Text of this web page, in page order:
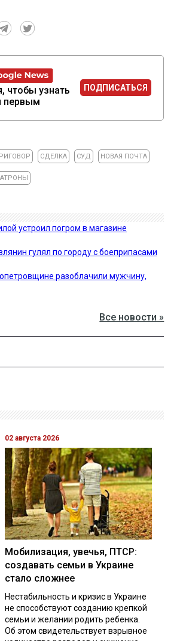
чтобы узнать
первым
ПОДПИСАТЬСЯ
СДЕЛКА СУД НОВАЯ ПОЧТА
устроил погром в магазине
гулял по городу с боеприпасами
разоблачили мужчину,
Все новости »
02 августа 2026
Мобилизация, увечья, ПТСР:
создавать семьи в Украине
стало сложнее
Нестабильность и кризис в Украине
не способствуют созданию крепкой
семьи и желании родить ребенка.
Об этом свидетельствует взрывное